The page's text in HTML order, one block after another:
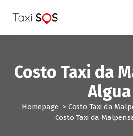
a
Costo Taxi da
Algua
Homepage > Costo Taxi da
Costo Taxi da